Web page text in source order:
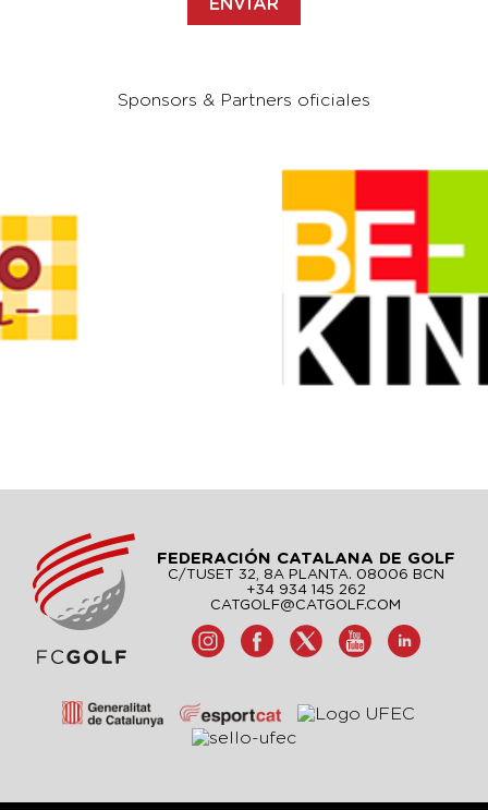
Sponsors & Partners oficiales
FEDERACIÓN CATALANA DE GOLF
C/TUSET 32, 8A PLANTA. 08006 BCN
+34 934 145 262
CATGOLF@CATGOLF.COM